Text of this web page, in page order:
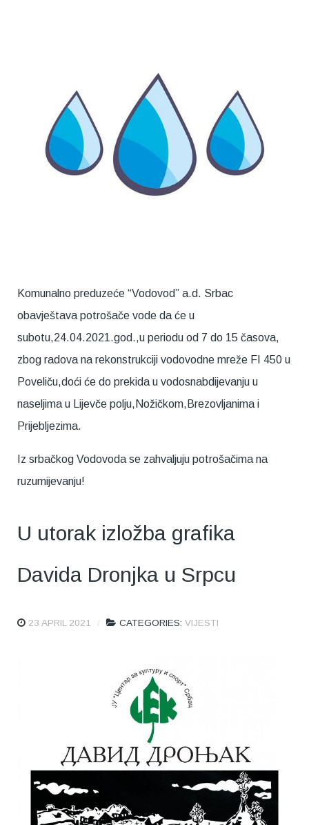
Komunalno preduzeće “Vodovod” a.d. Srbac
obavještava potrošače vode da će u
subotu,24.04.2021.god.,u periodu od 7 do 15 časova,
zbog radova na rekonstrukciji vodovodne mreže FI 450 u
Poveliču,doći će do prekida u vodosnabdijevanju u
naseljima u Lijevče polju,Nožičkom,Brezovljanima i
Prijebljezima.
Iz srbačkog Vodovoda se zahvaljuju potrošačima na
ruzumijevanju!
U utorak izložba grafika
Davida Dronjka u Srpcu
23 APRIL 2021 CATEGORIES: VIJESTI